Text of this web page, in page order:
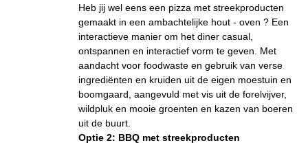
Heb jij wel eens een pizza met streekproducten
gemaakt in een ambachtelijke hout - oven ? Een
interactieve manier om het diner casual,
ontspannen en interactief vorm te geven. Met
aandacht voor foodwaste en gebruik van verse
ingrediënten en kruiden uit de eigen moestuin en
boomgaard, aangevuld met vis uit de forelvijver,
wildpluk en mooie groenten en kazen van boeren
uit de buurt.
Optie 2: BBQ met streekproducten